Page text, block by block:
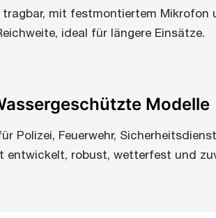
tragbar, mit festmontiertem Mikrofon
ideal für längere Einsätze.
Modelle
Polizei, Feuerwehr,
entwickelt, robust, wetterfest und